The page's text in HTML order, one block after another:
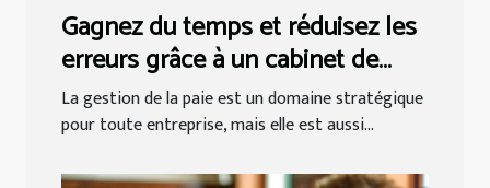
Gagnez du temps et réduisez les
erreurs grâce à un cabinet de
gestion de paie !
La gestion de la paie est un domaine stratégique
pour toute entreprise, mais elle est aussi...